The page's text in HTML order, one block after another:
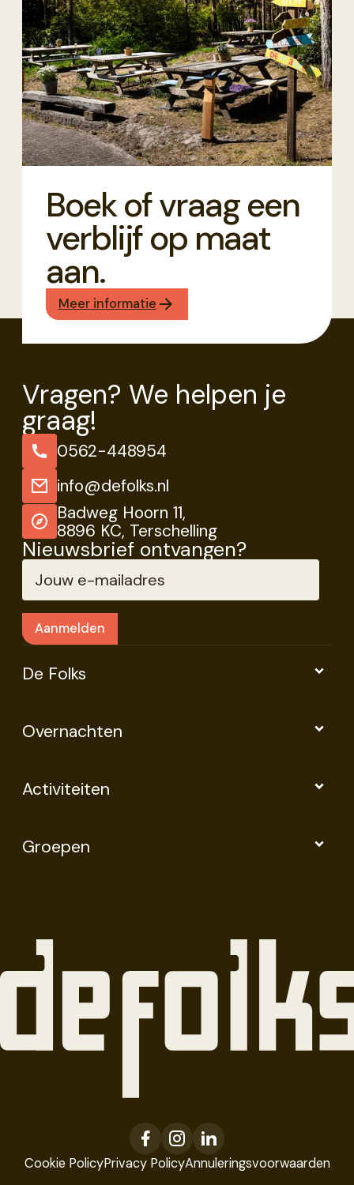
Boek of vraag een
verblijf op maat
aan.
Meer informatie
Vragen? We helpen je
graag!
0562-448954
info@defolks.nl
Badweg Hoorn 11,
8896 KC, Terschelling
Nieuwsbrief ontvangen?
De Folks
Overnachten
Activiteiten
Groepen
Cookie PolicyPrivacy PolicyAnnuleringsvoorwaarden